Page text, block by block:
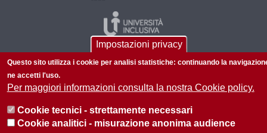
© 2026 Università di Padova - Tutti i diritti riservati
P.I. 00742430283 C.F. 80006480281
Impostazioni privacy
Questo sito utilizza i cookie per analisi statistiche: continuando la
ne accetti l'uso.
Per maggiori informazioni consulta la nostra Cookie policy.
Cookie tecnici - strettamente necessari
Cookie analitici - misurazione anonima audience